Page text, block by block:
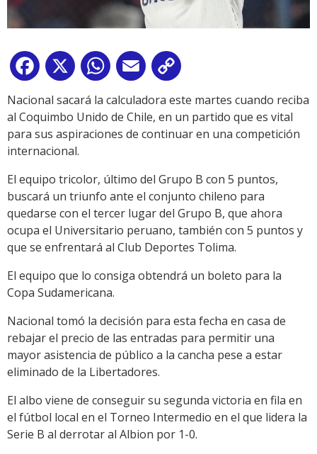
Facebook
X WhatsApp
Email
Link
Nacional sacará la calculadora este martes cuando reciba
al Coquimbo Unido de Chile, en un partido que es vital
para sus aspiraciones de continuar en una competición
internacional.
El equipo tricolor, último del Grupo B con 5 puntos,
buscará un triunfo ante el conjunto chileno para
quedarse con el tercer lugar del Grupo B, que ahora
ocupa el Universitario peruano, también con 5 puntos y
que se enfrentará al Club Deportes Tolima.
El equipo que lo consiga obtendrá un boleto para la
Copa Sudamericana.
Nacional tomó la decisión para esta fecha en casa de
rebajar el precio de las entradas para permitir una
mayor asistencia de público a la cancha pese a estar
eliminado de la Libertadores.
El albo viene de conseguir su segunda victoria en fila en
el fútbol local en el Torneo Intermedio en el que lidera la
Serie B al derrotar al Albion por 1-0.